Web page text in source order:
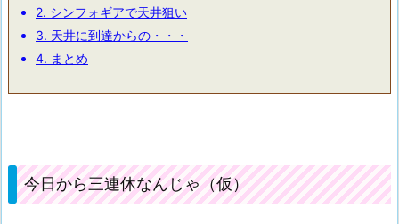
2. シンフォギアで天井狙い
3. 天井に到達からの・・・
4. まとめ
今日から三連休なんじゃ（仮）